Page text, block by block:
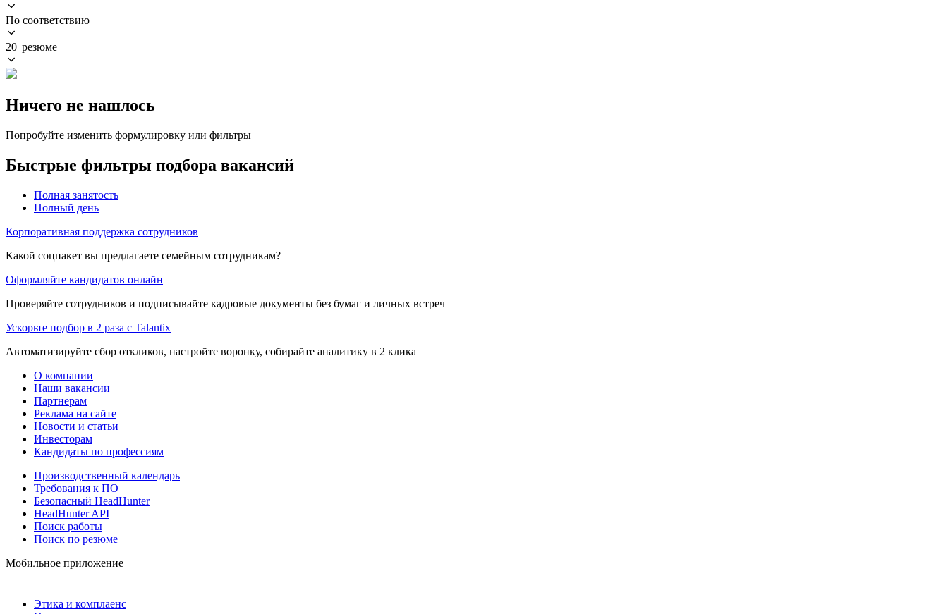
По соответствию
20 резюме
Ничего не нашлось
Попробуйте изменить формулировку или фильтры
Быстрые фильтры подбора вакансий
Полная занятость
Полный день
Корпоративная поддержка сотрудников
Какой соцпакет вы предлагаете семейным сотрудникам?
Оформляйте кандидатов онлайн
Проверяйте сотрудников и подписывайте кадровые документы без бумаг и личных встреч
Ускорьте подбор в 2 раза с Talantix
Автоматизируйте сбор откликов, настройте воронку, собирайте аналитику в 2 клика
О компании
Наши вакансии
Партнерам
Реклама на сайте
Новости и статьи
Инвесторам
Кандидаты по профессиям
Производственный календарь
Требования к ПО
Безопасный HeadHunter
HeadHunter API
Поиск работы
Поиск по резюме
Мобильное приложение
Этика и комплаенс